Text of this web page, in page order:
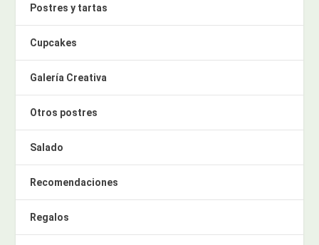
Postres y tartas
Cupcakes
Galería Creativa
Otros postres
Salado
Recomendaciones
Regalos